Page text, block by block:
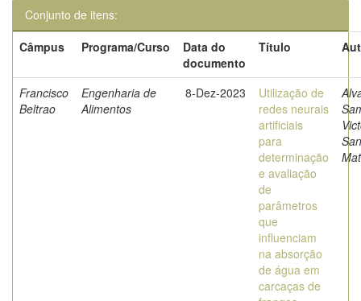
Conjunto de itens:
Câmpus
Programa/Curso
Data do
documento
Título
Francisco
Beltrao
Engenharia de
Alimentos
8-Dez-2023
Utilização de
redes neurais
artificiais
para
determinação
e avaliação
de
parâmetros
que
influenciam
na absorção
de água em
carcaças de